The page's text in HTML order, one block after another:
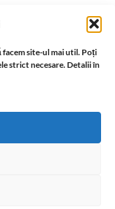
site-ul mai util. Poți
strict necesare. Detalii în
documentația și
utilizat cu acordul
de lege.